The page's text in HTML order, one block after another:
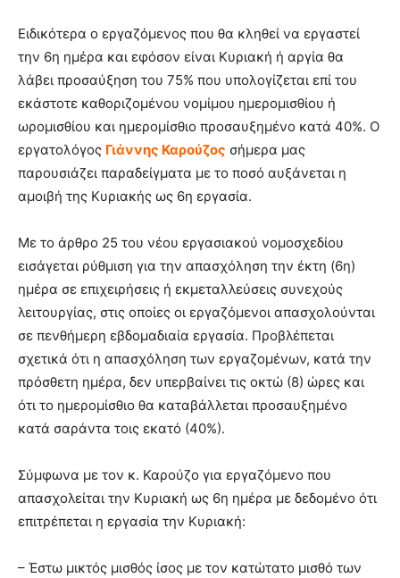
Ειδικότερα ο εργαζόμενος που θα κληθεί να εργαστεί
την 6η ημέρα και εφόσον είναι Κυριακή ή αργία θα
λάβει προσαύξηση του 75% που υπολογίζεται επί του
εκάστοτε καθοριζομένου νομίμου ημερομισθίου ή
ωρομισθίου και ημερομίσθιο προσαυξημένο κατά 40%. Ο
εργατολόγος Γιάννης Καρούζος σήμερα μας
παρουσιάζει παραδείγματα με το ποσό αυξάνεται η
αμοιβή της Κυριακής ως 6η εργασία.
Με το άρθρο 25 του νέου εργασιακού νομοσχεδίου
εισάγεται ρύθμιση για την απασχόληση την έκτη (6η)
ημέρα σε επιχειρήσεις ή εκμεταλλεύσεις συνεχούς
λειτουργίας, στις οποίες οι εργαζόμενοι απασχολούνται
σε πενθήμερη εβδομαδιαία εργασία. Προβλέπεται
σχετικά ότι η απασχόληση των εργαζομένων, κατά την
πρόσθετη ημέρα, δεν υπερβαίνει τις οκτώ (8) ώρες και
ότι το ημερομίσθιο θα καταβάλλεται προσαυξημένο
κατά σαράντα τοις εκατό (40%).
Σύμφωνα με τον κ. Καρούζο για εργαζόμενο που
απασχολείται την Κυριακή ως 6η ημέρα με δεδομένο ότι
επιτρέπεται η εργασία την Κυριακή:
– Έστω μικτός μισθός ίσος με τον κατώτατο μισθό των